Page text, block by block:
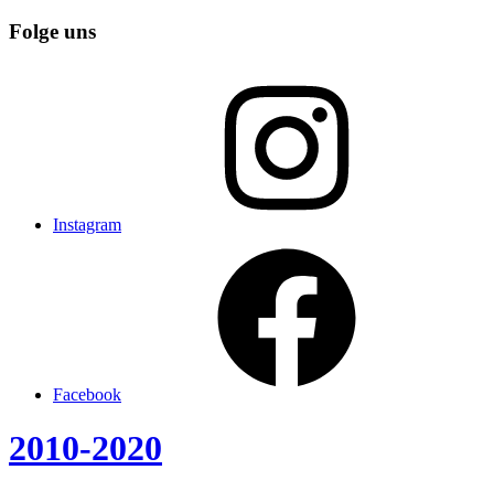
Folge uns
Instagram
Facebook
2010-2020